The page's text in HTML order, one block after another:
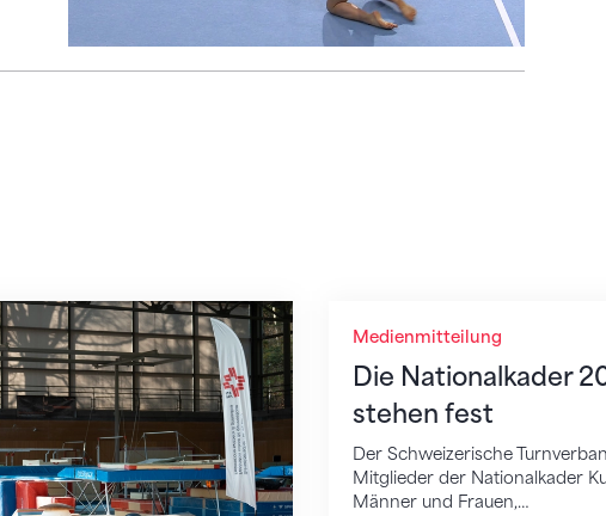
2024 stehen fest
Medienmitteilung
Die Nationalkader
stehen fest
Der Schweizerische
Mitglieder der Nationalkader
Männer und Frauen,…